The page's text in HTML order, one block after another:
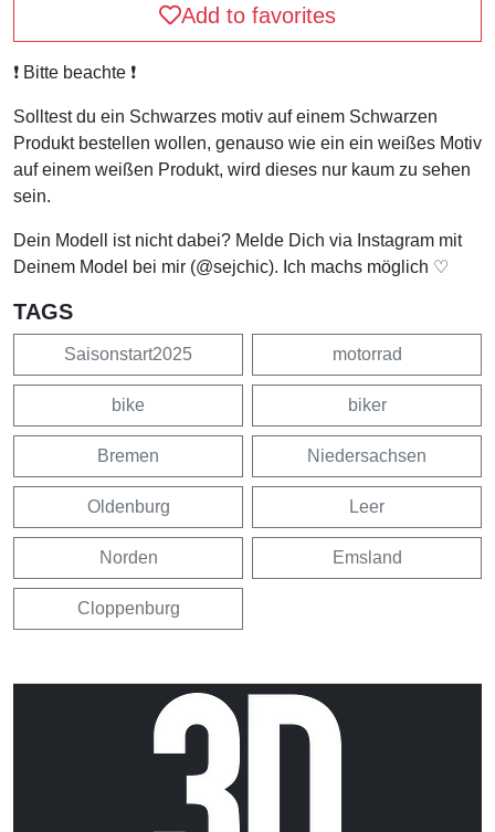
Add to favorites
❗️ Bitte beachte ❗️
Solltest du ein Schwarzes motiv auf einem Schwarzen
Produkt bestellen wollen, genauso wie ein ein weißes Motiv
auf einem weißen Produkt, wird dieses nur kaum zu sehen
sein.
Dein Modell ist nicht dabei? Melde Dich via Instagram mit
Deinem Model bei mir (@sejchic). Ich machs möglich ♡
TAGS
Saisonstart2025 motorrad
bike biker
Bremen Niedersachsen
Oldenburg Leer
Norden Emsland
Cloppenburg